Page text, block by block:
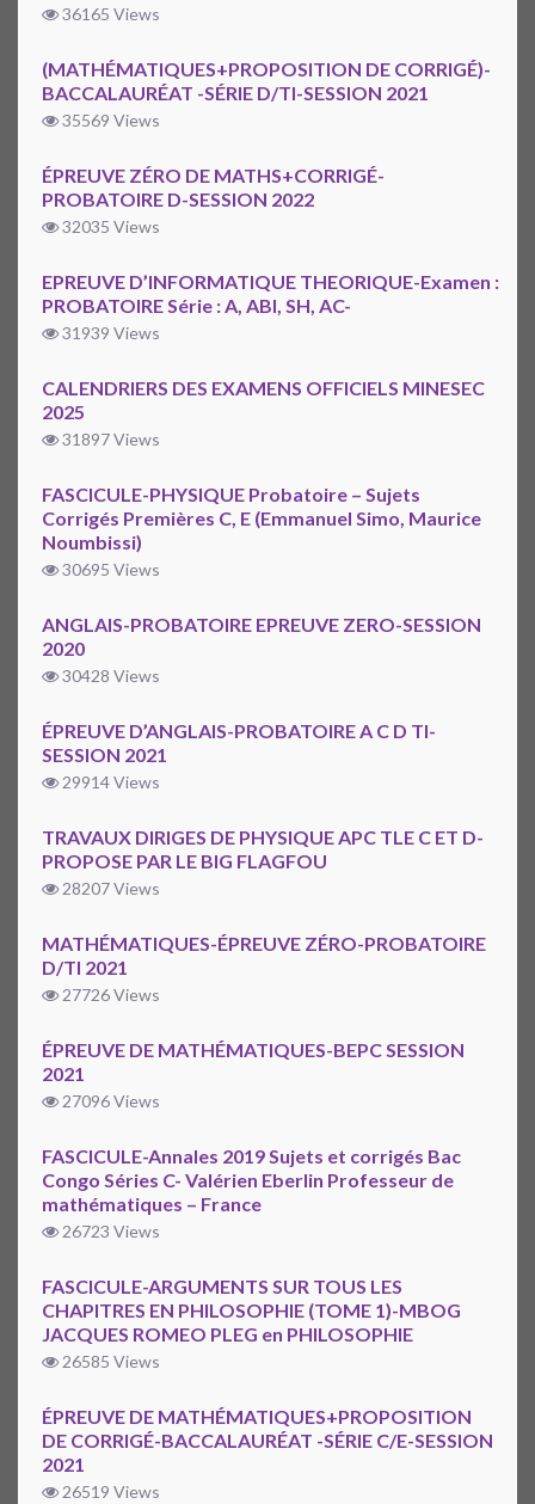
36165 Views
(MATHÉMATIQUES+PROPOSITION DE CORRIGÉ)-
BACCALAURÉAT -SÉRIE D/TI-SESSION 2021
35569 Views
ÉPREUVE ZÉRO DE MATHS+CORRIGÉ-
PROBATOIRE D-SESSION 2022
32035 Views
EPREUVE D’INFORMATIQUE THEORIQUE-Examen :
PROBATOIRE Série : A, ABI, SH, AC-
31939 Views
CALENDRIERS DES EXAMENS OFFICIELS MINESEC
2025
31897 Views
FASCICULE-PHYSIQUE Probatoire – Sujets
Corrigés Premières C, E (Emmanuel Simo, Maurice
Noumbissi)
30695 Views
ANGLAIS-PROBATOIRE EPREUVE ZERO-SESSION
2020
30428 Views
ÉPREUVE D’ANGLAIS-PROBATOIRE A C D TI-
SESSION 2021
29914 Views
TRAVAUX DIRIGES DE PHYSIQUE APC TLE C ET D-
PROPOSE PAR LE BIG FLAGFOU
28207 Views
MATHÉMATIQUES-ÉPREUVE ZÉRO-PROBATOIRE
D/TI 2021
27726 Views
ÉPREUVE DE MATHÉMATIQUES-BEPC SESSION
2021
27096 Views
FASCICULE-Annales 2019 Sujets et corrigés Bac
Congo Séries C- Valérien Eberlin Professeur de
mathématiques – France
26723 Views
FASCICULE-ARGUMENTS SUR TOUS LES
CHAPITRES EN PHILOSOPHIE (TOME 1)-MBOG
JACQUES ROMEO PLEG en PHILOSOPHIE
26585 Views
ÉPREUVE DE MATHÉMATIQUES+PROPOSITION
DE CORRIGÉ-BACCALAURÉAT -SÉRIE C/E-SESSION
2021
26519 Views